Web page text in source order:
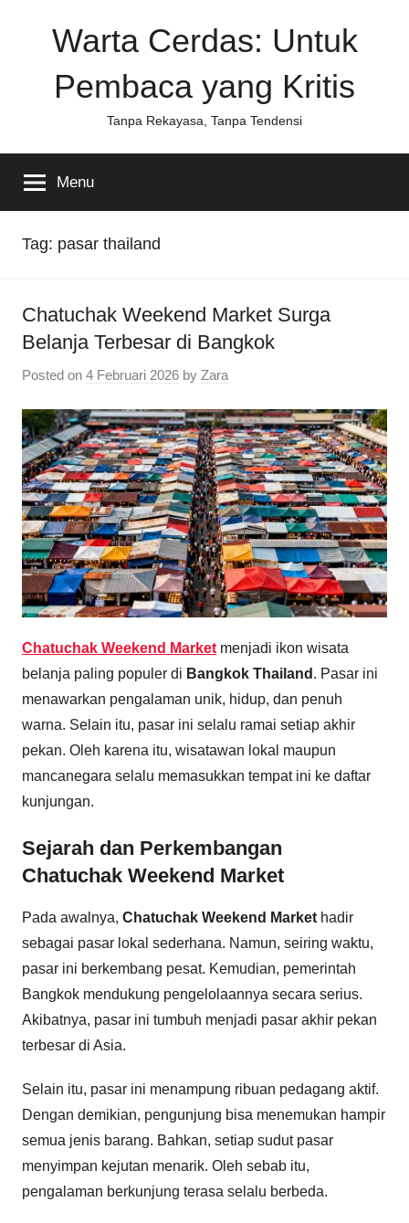
Warta Cerdas: Untuk
Pembaca yang Kritis
Tanpa Rekayasa, Tanpa Tendensi
Menu
Tag: pasar thailand
Chatuchak Weekend Market Surga
Belanja Terbesar di Bangkok
Posted on 4 Februari 2026 by Zara
Chatuchak Weekend Marketmenjadi ikon wisata
belanja paling populer di Bangkok Thailand . Pasar ini
menawarkan pengalaman unik, hidup, dan penuh
warna. Selain itu, pasar ini selalu ramai setiap akhir
pekan. Oleh karena itu, wisatawan lokal maupun
mancanegara selalu memasukkan tempat ini ke daftar
kunjungan.
Sejarah dan Perkembangan
Chatuchak Weekend Market
Pada awalnya, Chatuchak Weekend Market hadir
sebagai pasar lokal sederhana. Namun, seiring waktu,
pasar ini berkembang pesat. Kemudian, pemerintah
Bangkok mendukung pengelolaannya secara serius.
Akibatnya, pasar ini tumbuh menjadi pasar akhir pekan
terbesar di Asia.
Selain itu, pasar ini menampung ribuan pedagang aktif.
Dengan demikian, pengunjung bisa menemukan hampir
semua jenis barang. Bahkan, setiap sudut pasar
menyimpan kejutan menarik. Oleh sebab itu,
pengalaman berkunjung terasa selalu berbeda.